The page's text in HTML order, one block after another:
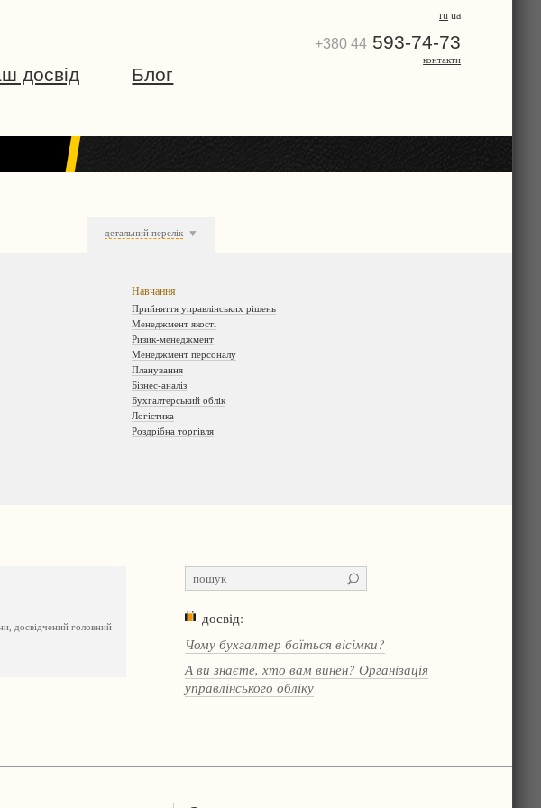
досвід Блог
ru ua
+380 44 593-74-73
контакти
детальний перелік
Навчання
Прийняття управлінських рішень
Менеджмент якості
Ризик-менеджмент
Менеджмент персоналу
Планування
Бізнес-аналіз
Бухгалтерський облік
Логістика
Роздрібна торгівля
досвідчений головний
досвід:
Чому бухгалтер боїться вісімки?
А ви знаєте, хто вам винен? Організація
управлінського обліку